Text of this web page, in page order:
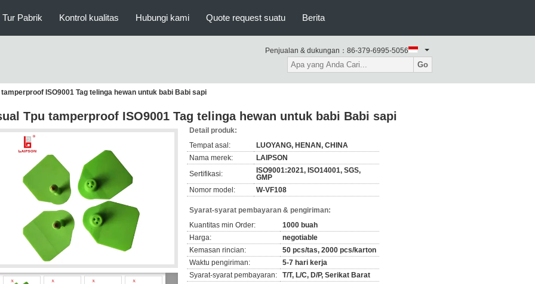
Tur Pabrik Kontrol kualitas Hubungi kami Quote request suatu Berita
Penjualan & dukungan： 86-379-6995-5056
Go
ISO9001 Tag telinga hewan untuk babi Babi sapi
Tpu tamperproof ISO9001 Tag telinga hewan untuk babi Babi sapi
Detail produk:
Tempat asal:
LUOYANG, HENAN, CHINA
Nama merek:
LAIPSON
Sertifikasi:
ISO9001:2021, ISO14001, SGS,
GMP
Nomor model:
W-VF108
Syarat-syarat pembayaran & pengiriman:
Kuantitas min Order:
1000 buah
Harga:
negotiable
Kemasan rincian:
50 pcs/tas, 2000 pcs/karton
Waktu pengiriman:
5-7 hari kerja
Syarat-syarat pembayaran:
T/T, L/C, D/P, Serikat Barat